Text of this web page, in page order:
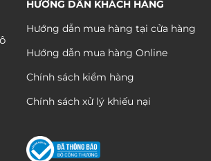
HƯỚNG DẪN KHÁCH HÀNG
Hướng dẫn mua hàng tại cửa hàng
Hướng dẫn mua hàng Online
Chính sách kiểm hàng
Chính sách xử lý khiếu nại